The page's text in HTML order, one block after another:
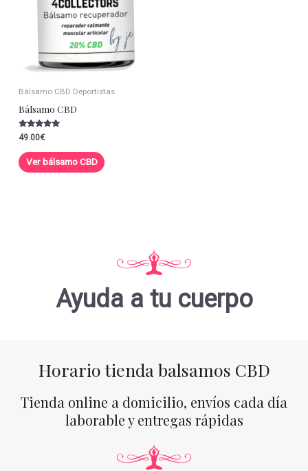
Bálsamo CBD Deportistas
Bálsamo CBD
Valorado con
5.00
de 5
49.00€
Ver bálsamo CBD
Ayuda a tu cuerpo
Horario tienda balsamos CBD
Tienda online a domicilio, envíos cada día
laborable y entregas rápidas